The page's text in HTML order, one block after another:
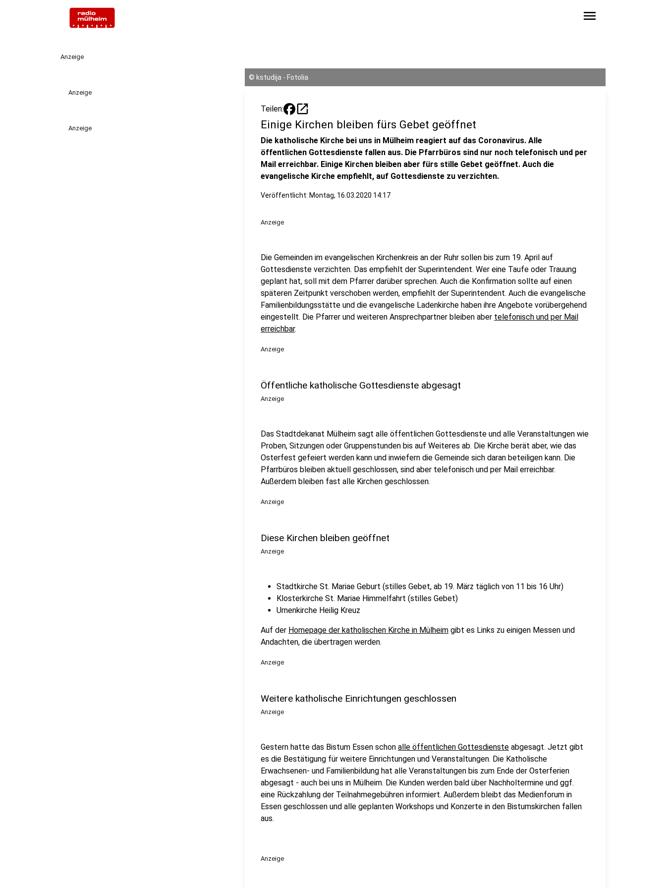
menu
Anzeige
Anzeige
Anzeige
© kstudija - Fotolia
Teilen: open_in_new
Einige Kirchen bleiben fürs Gebet geöffnet
Die katholische Kirche bei uns in Mülheim reagiert auf das Coronavirus. Alle
öffentlichen Gottesdienste fallen aus. Die Pfarrbüros sind nur noch telefonisch und per
Mail erreichbar. Einige Kirchen bleiben aber fürs stille Gebet geöffnet. Auch die
evangelische Kirche empfiehlt, auf Gottesdienste zu verzichten.
Veröffentlicht: Montag, 16.03.2020 14:17
Anzeige
Die Gemeinden im evangelischen Kirchenkreis an der Ruhr sollen bis zum 19. April auf
Gottesdienste verzichten. Das empfiehlt der Superintendent. Wer eine Taufe oder Trauung
geplant hat, soll mit dem Pfarrer darüber sprechen. Auch die Konfirmation sollte auf einen
späteren Zeitpunkt verschoben werden, empfiehlt der Superintendent. Auch die evangelische
Familienbildungsstätte und die evangelische Ladenkirche haben ihre Angebote vorübergehend
eingestellt. Die Pfarrer und weiteren Ansprechpartner bleiben aber telefonisch und per Mail
erreichbar.
Anzeige
Öffentliche katholische Gottesdienste abgesagt
Anzeige
Das Stadtdekanat Mülheim sagt alle öffentlichen Gottesdienste und alle Veranstaltungen wie
Proben, Sitzungen oder Gruppenstunden bis auf Weiteres ab. Die Kirche berät aber, wie das
Osterfest gefeiert werden kann und inwiefern die Gemeinde sich daran beteiligen kann. Die
Pfarrbüros bleiben aktuell geschlossen, sind aber telefonisch und per Mail erreichbar.
Außerdem bleiben fast alle Kirchen geschlossen.
Anzeige
Diese Kirchen bleiben geöffnet
Anzeige
Stadtkirche St. Mariae Geburt (stilles Gebet, ab 19. März täglich von 11 bis 16 Uhr)
Klosterkirche St. Mariae Himmelfahrt (stilles Gebet)
Urnenkirche Heilig Kreuz
Auf der Homepage der katholischen Kirche in Mülheim gibt es Links zu einigen Messen und
Andachten, die übertragen werden.
Anzeige
Weitere katholische Einrichtungen geschlossen
Anzeige
Gestern hatte das Bistum Essen schon alle öffentlichen Gottesdienste abgesagt. Jetzt gibt
es die Bestätigung für weitere Einrichtungen und Veranstaltungen. Die Katholische
Erwachsenen- und Familienbildung hat alle Veranstaltungen bis zum Ende der Osterferien
abgesagt - auch bei uns in Mülheim. Die Kunden werden bald über Nachholtermine und ggf.
eine Rückzahlung der Teilnahmegebühren informiert. Außerdem bleibt das Medienforum in
Essen geschlossen und alle geplanten Workshops und Konzerte in den Bistumskirchen fallen
aus.
Anzeige